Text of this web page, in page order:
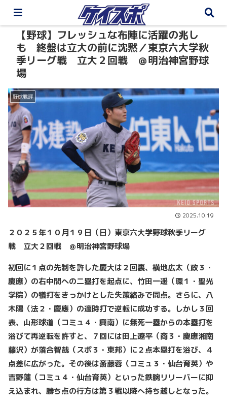
【野球】フレッシュな布陣に活躍の兆し
も 終盤は立大の前に沈黙／東京六大学秋
季リーグ戦 立大２回戦 ＠明治神宮野球
場
野球戦評
2025.10.19
２０２５年１０月１９日（日）東京六大学野球秋季リーグ
戦 立大２回戦 ＠明治神宮野球場
初回に１点の先制を許した慶大は２回裏、横地広太（政３・
慶應）の右中間への二塁打を起点に、竹田一遥（環１・聖光
学院）の犠打をきっかけとした失策絡みで同点。さらに、八
木陽（法２・慶應）の適時打で逆転に成功する。しかし３回
表、山形球道（コミュ４・興南）に無死一塁からの本塁打を
浴びて再逆転を許すと、７回には田上遼平（商３・慶應湘南
藤沢）が落合智哉（スポ３・東邦）に２点本塁打を浴び、４
点差に広がった。その後は斎藤蓉（コミュ３・仙台育英）や
吉野蓮（コミュ４・仙台育英）といった鉄腕リリーバーに抑
え込まれ、勝ち点の行方は第３戦以降へ持ち越しとなった。